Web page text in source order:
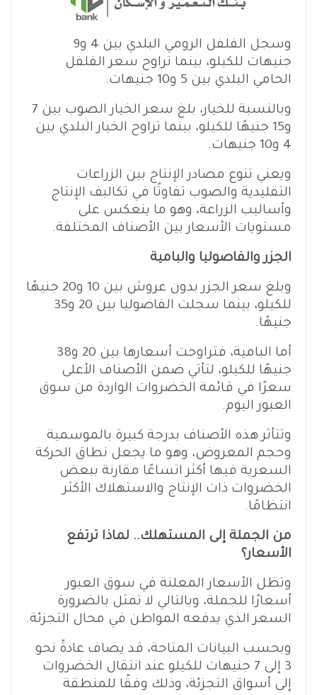
وسجل الفلفل الرومي البلدي بين 4 و9
جنيهات للكيلو، بينما تراوح سعر الفلفل
الحامي البلدي بين 5 و10 جنيهات.
وبالنسبة للخيار، بلغ سعر الخيار الصوب بين 7
و15 جنيهًا للكيلو، بينما تراوح الخيار البلدي بين
4 و10 جنيهات.
ويعني تنوع مصادر الإنتاج بين الزراعات
التقليدية والصوب تفاوتًا في تكاليف الإنتاج
وأساليب الزراعة، وهو ما ينعكس على
مستويات الأسعار بين الأصناف المختلفة.
الجزر والفاصوليا والبامية
وبلغ سعر الجزر بدون عروش بين 10 و20 جنيهًا
للكيلو، بينما سجلت الفاصوليا بين 20 و35
جنيهًا.
أما البامية، فتراوحت أسعارها بين 20 و38
جنيهًا للكيلو، لتأتي ضمن الأصناف الأعلى
سعرًا في قائمة الخضروات الواردة من سوق
العبور اليوم.
وتتأثر هذه الأصناف بدرجة كبيرة بالموسمية
وحجم المعروض، وهو ما يجعل نطاق الحركة
السعرية فيها أكثر اتساعًا مقارنة ببعض
الخضروات ذات الإنتاج والاستهلاك الأكثر
انتظامًا.
من الجملة إلى المستهلك.. لماذا ترتفع
الأسعار؟
وتظل الأسعار المعلنة في سوق العبور
أسعارًا للجملة، وبالتالي لا تمثل بالضرورة
السعر الذي يدفعه المواطن في محال التجزئة.
وبحسب البيانات المتاحة، قد يضاف عادةً نحو
3 إلى 7 جنيهات للكيلو عند انتقال الخضروات
إلى أسواق التجزئة، وذلك وفقًا للمنطقة